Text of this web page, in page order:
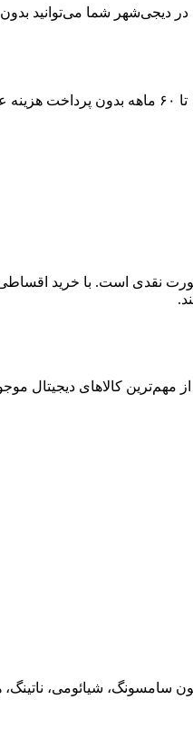
دیجی‌شهر شما می‌توانید
ماهه بدون پرداخت هزینه
نقدی است. با خرید اقساطی
کالاهای دیجیتال
سامسونگ، شیائومی،